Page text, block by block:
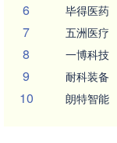
6 毕得医药
7 五洲医疗
8 一博科技
9 耐科装备
10 朗特智能